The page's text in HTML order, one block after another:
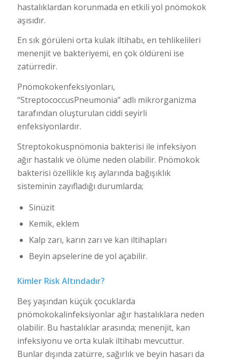
hastalıklardan korunmada en etkili yol pnömokok
aşısıdır.
En sık görüleni orta kulak iltihabı, en tehlikelileri
menenjit ve bakteriyemi, en çok öldüreni ise
zatürredir.
Pnömokokenfeksiyonları,
“StreptococcusPneumonia” adlı mikrorganizma
tarafından oluşturulan ciddi seyirli
enfeksiyonlardır.
Streptokokuspnömonia bakterisi ile infeksiyon
ağır hastalık ve ölüme neden olabilir. Pnömokok
bakterisi özellikle kış aylarında bağışıklık
sisteminin zayıfladığı durumlarda;
Sinüzit
Kemik, eklem
Kalp zarı, karın zarı ve kan iltihapları
Beyin apselerine de yol açabilir.
Kimler Risk Altındadır?
Beş yaşından küçük çocuklarda
pnömokokalinfeksiyonlar ağır hastalıklara neden
olabilir. Bu hastalıklar arasında; menenjit, kan
infeksiyonu ve orta kulak iltihabı mevcuttur.
Bunlar dışında zatürre, sağırlık ve beyin hasarı da